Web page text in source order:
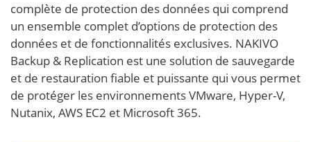
complète de protection des données qui comprend
un ensemble complet d’options de protection des
données et de fonctionnalités exclusives. NAKIVO
Backup & Replication est une solution de sauvegarde
et de restauration fiable et puissante qui vous permet
de protéger les environnements VMware, Hyper-V,
Nutanix, AWS EC2 et Microsoft 365.